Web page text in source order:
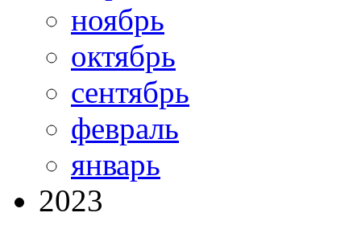
ноябрь
октябрь
сентябрь
февраль
январь
2023